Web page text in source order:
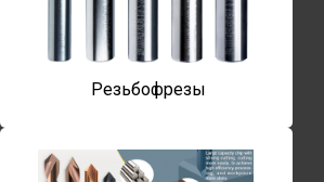
Резьбофрезы